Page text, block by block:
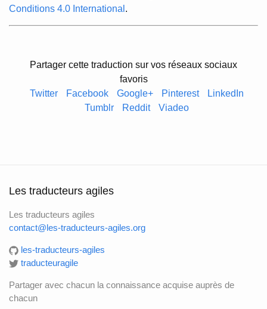
Conditions 4.0 International .
Partager cette traduction sur vos réseaux sociaux
favoris
Twitter
Facebook Google+ Pinterest
LinkedIn
Tumblr
Reddit Viadeo
Les traducteurs agiles
Les traducteurs agiles
contact@les-traducteurs-agiles.org
les-traducteurs-agiles
traducteuragile
Partager avec chacun la connaissance acquise auprès de
chacun